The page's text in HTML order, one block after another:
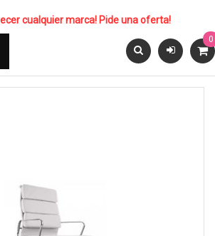
cualquier marca! Pide una oferta!
0